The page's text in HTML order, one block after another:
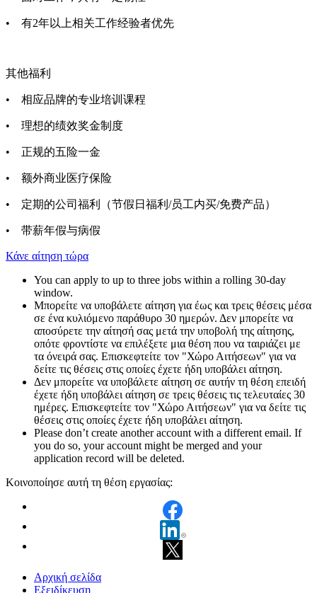
• 有2年以上相关工作经验者优先
其他福利
• 相应品牌的专业培训课程
• 理想的绩效奖金制度
• 正规的五险一金
• 额外商业医疗保险
• 定期的公司福利（节假日福利/员工内买/免费产品）
• 带薪年假与病假
Κάνε αίτηση τώρα
You can apply to up to three jobs within a rolling 30-day
window.
Μπορείτε να υποβάλετε αίτηση για έως και τρεις θέσεις μέσα
σε ένα κυλιόμενο παράθυρο 30 ημερών. Δεν μπορείτε να
αποσύρετε την αίτησή σας μετά την υποβολή της αίτησης,
οπότε φροντίστε να επιλέξετε μια θέση που να ταιριάζει με
τα όνειρά σας. Επισκεφτείτε τον "Χώρο Αιτήσεων" για να
δείτε τις θέσεις στις οποίες έχετε ήδη υποβάλει αίτηση.
Δεν μπορείτε να υποβάλετε αίτηση σε αυτήν τη θέση επειδή
έχετε ήδη υποβάλει αίτηση σε τρεις θέσεις τις τελευταίες 30
ημέρες. Επισκεφτείτε τον "Χώρο Αιτήσεων" για να δείτε τις
θέσεις στις οποίες έχετε ήδη υποβάλει αίτηση.
Please don’t create another account with a different email. If
you do so, your account might be merged and your
application record will be deleted.
Κοινοποίησε αυτή τη θέση εργασίας:
Αρχική σελίδα
Εξειδίκευση